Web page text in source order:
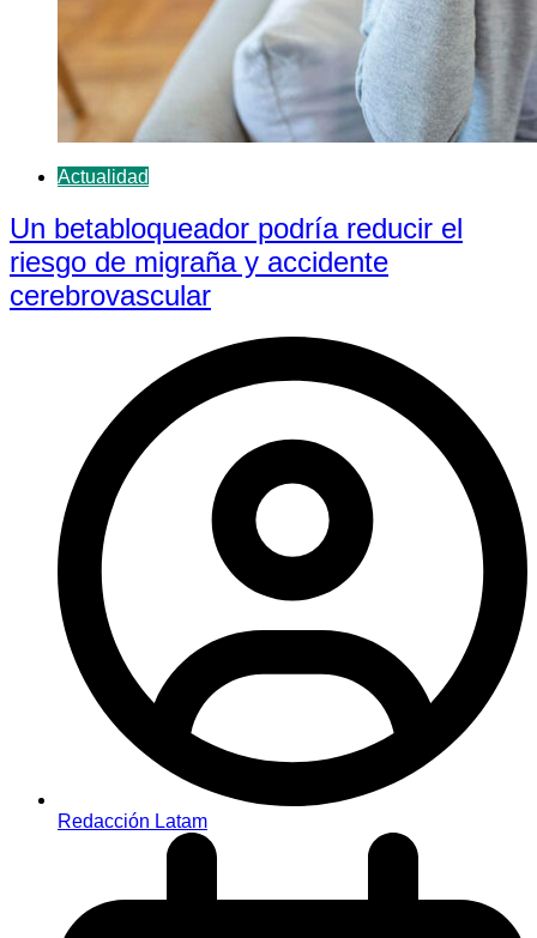
Actualidad
Un betabloqueador podría reducir el
riesgo de migraña y accidente
cerebrovascular
Redacción Latam